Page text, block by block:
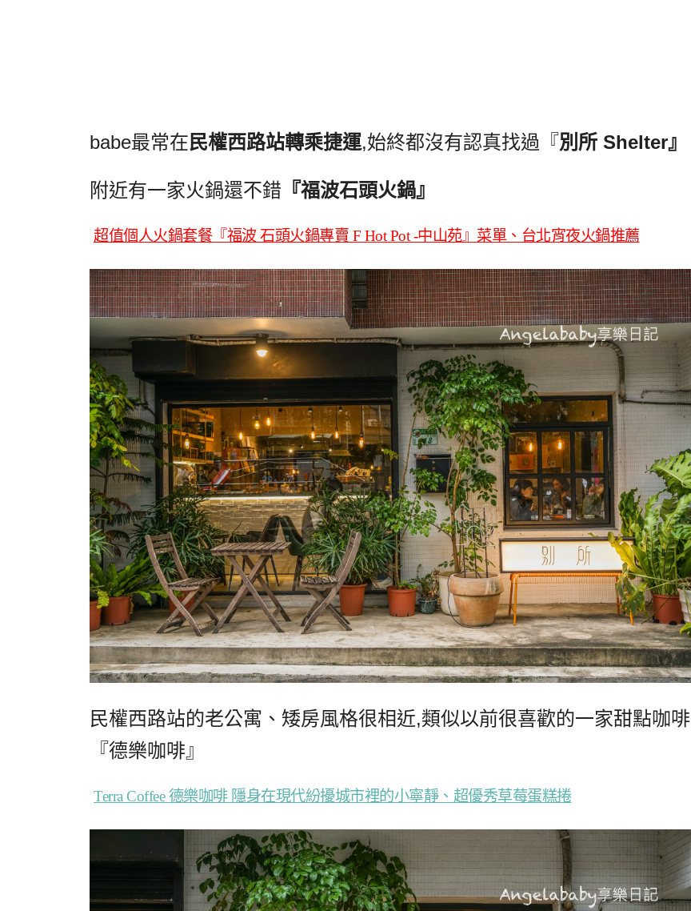
babe最常在 民權西路站轉乘捷運,始終都沒有認真找過『別所 Shelter』
附近有一家火鍋還不錯 『福波石頭火鍋』
超值個人火鍋套餐『福波 石頭火鍋專賣 F Hot Pot -中山苑』菜單、台北宵夜火鍋推薦
民權西路站的老公寓、矮房風格很相近,類似以前很喜歡的一家甜點咖啡
『德樂咖啡』
Terra Coffee 德樂咖啡 隱身在現代紛擾城市裡的小寧靜、超優秀草莓蛋糕捲